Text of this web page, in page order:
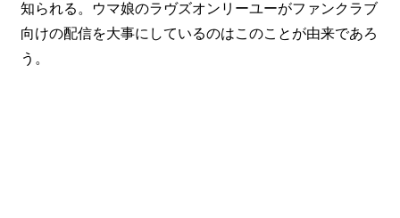
知られる。ウマ娘のラヴズオンリーユーがファンクラブ
向けの配信を大事にしているのはこのことが由来であろ
う。